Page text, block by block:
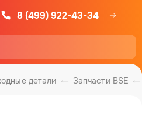
8 (499) 922-43-34
Запчасти BSE
детали